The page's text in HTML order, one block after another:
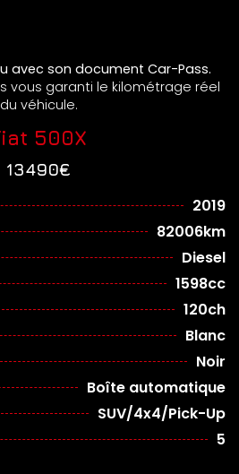
avec son document Car-Pass.
vous garanti le kilométrage réel
du véhicule.
500X
13490€
2019
82006km
Diesel
1598cc
120ch
Blanc
Noir
Boîte automatique
SUV/4x4/Pick-Up
5